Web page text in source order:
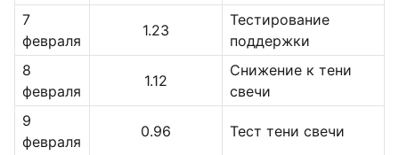
7
февраля
1.23
Тестирование
поддержки
8
февраля
1.12
Снижение к тени
свечи
9
февраля
0.96 Тест тени свечи